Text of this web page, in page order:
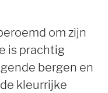
om zijn
is prachtig
bergen en
kleurrijke